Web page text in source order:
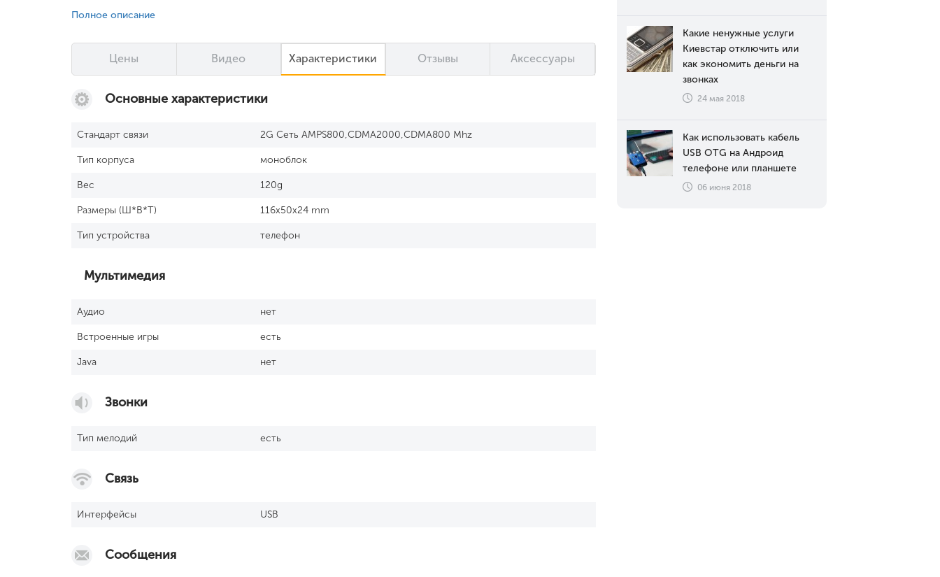
Полное описание
Цены Видео Характеристики Отзывы Аксессуары
Основные характеристики
Стандарт связи 2G Сеть AMPS800,CDMA2000,CDMA800 Mhz
Тип корпуса моноблок
Вес 120g
Размеры (Ш*В*Т) 116x50x24 mm
Тип устройства телефон
Мультимедия
Аудио нет
Встроенные игры есть
Java нет
Звонки
Тип мелодий есть
Связь
Интерфейсы USB
Сообщения
Какие ненужные услуги
Киевстар отключить или
как экономить деньги на
звонках
24 мая 2018
Как использовать кабель
USB OTG на Андроид
телефоне или планшете
06 июня 2018